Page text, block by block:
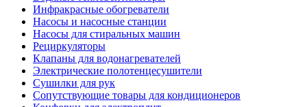
Инфракрасные обогреватели
Насосы и насосные станции
Насосы для стиральных машин
Рециркуляторы
Клапаны для водонагревателей
Электрические полотенцесушители
Сушилки для рук
Сопутствующие товары для кондиционеров